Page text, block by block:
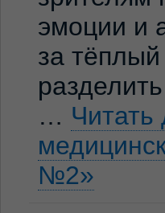
эмоции и
за
… Читать
№2»